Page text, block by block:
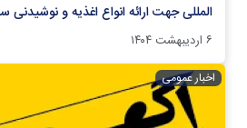
المللی جهت ارائه انواع اغذیه و نوشیدنی
۶ اردیبهشت ۱۴۰۴
اخبار عمومی